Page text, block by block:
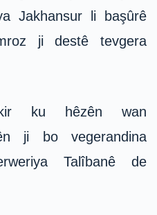
Jakhansur li başûrê
ji destê tevgera
ku hêzên wan
ji bo vegerandina
Talîbanê de